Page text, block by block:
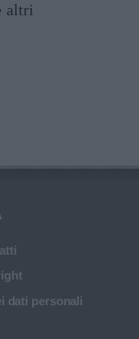
altri
dati personali